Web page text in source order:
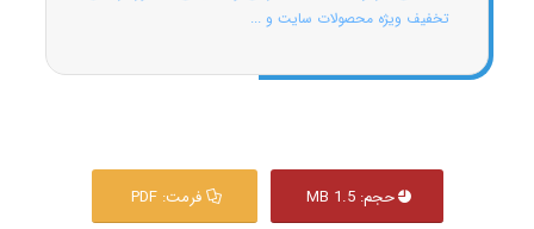
تخفیف ویژه محصولات سایت و ...
حجم: 1.5 MB فرمت: PDF